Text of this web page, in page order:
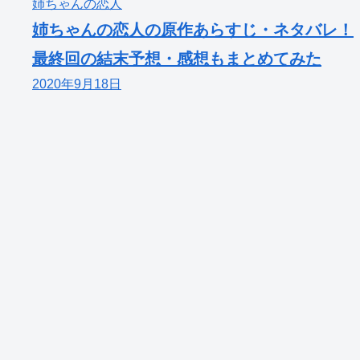
姉ちゃんの恋人
姉ちゃんの恋人の原作あらすじ・ネタバレ！
最終回の結末予想・感想もまとめてみた
2020年9月18日